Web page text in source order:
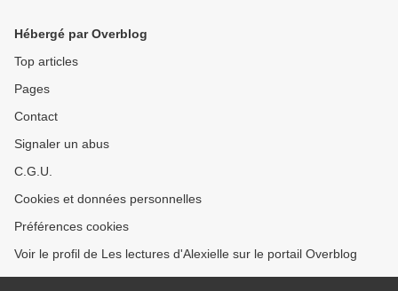
Hébergé par Overblog
Top articles
Pages
Contact
Signaler un abus
C.G.U.
Cookies et données personnelles
Préférences cookies
Voir le profil de Les lectures d'Alexielle sur le portail Overblog